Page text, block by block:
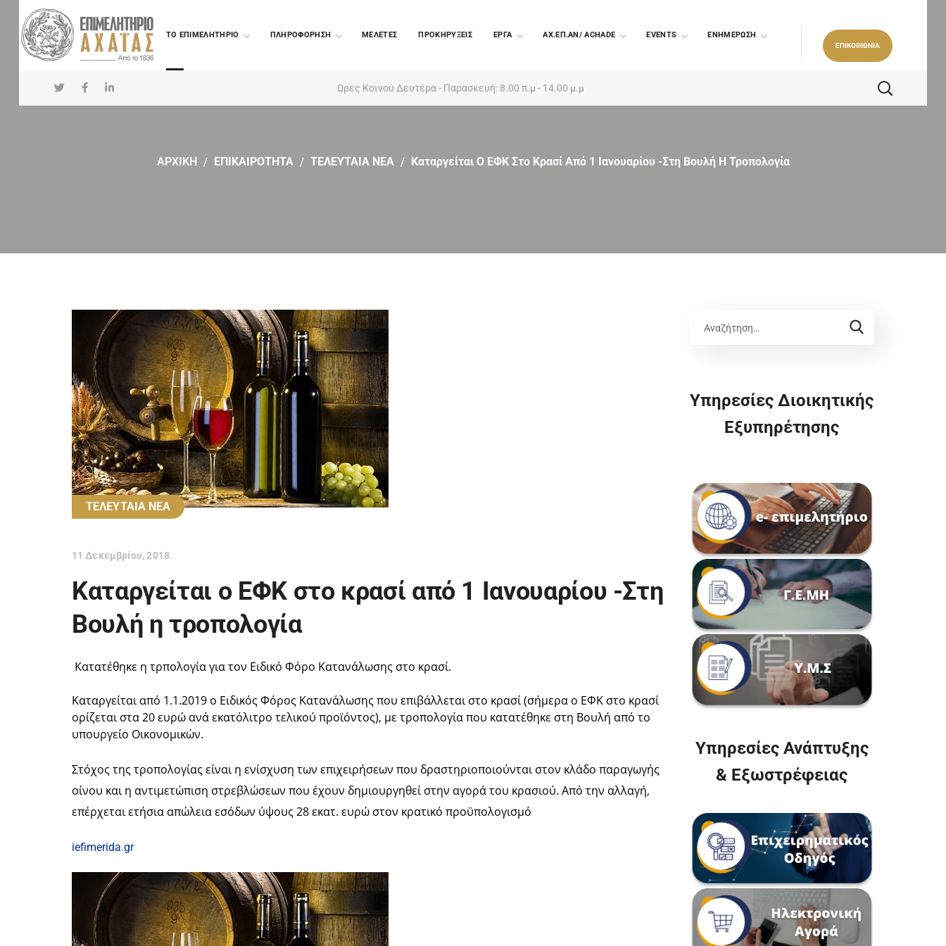
TO ΕΠΙΜΕΛΗΤΗΡΙΟ ΠΛΗΡΟΦΟΡΗΣΗ ΜΕΛΕΤΕΣ ΠΡΟΚΗΡΥΞΕΙΣ EΡΓΑ ΑΧ.ΕΠ.ΑΝ/ ACHADE EVENTS ΕΝΗΜΕΡΩΣΗ
ΕΠΙΚΟΙΝΩΝΙΑ
Ωρες Κοινού Δευτέρα - Παρασκευή: 8.00 π.μ - 14.00 μ.μ
ΑΡΧΙΚΗ ΕΠΙΚΑΙΡΟΤΗΤΑ ΤΕΛΕΥΤΑΙΑ ΝΕΑ Καταργείται Ο ΕΦΚ Στο Κρασί Από 1 Ιανουαρίου -Στη Βουλή Η Τροπολογία
ΤΕΛΕΥΤΑΙΑ ΝΕΑ
11 Δεκεμβρίου, 2018
Καταργείται ο ΕΦΚ στο κρασί από 1 Ιανουαρίου -Στη
Βουλή η τροπολογία
Κατατέθηκε η τρπολογία για τον Ειδικό Φόρο Κατανάλωσης στο κρασί.
Καταργείται από 1.1.2019 ο Ειδικός Φόρος Κατανάλωσης που επιβάλλεται στο κρασί (σήμερα ο ΕΦΚ στο κρασί
ορίζεται στα 20 ευρώ ανά εκατόλιτρο τελικού προϊόντος), με τροπολογία που κατατέθηκε στη Βουλή από το
υπουργείο Οικονομικών.
Στόχος της τροπολογίας είναι η ενίσχυση των επιχειρήσεων που δραστηριοποιούνται στον κλάδο παραγωγής
οίνου και η αντιμετώπιση στρεβλώσεων που έχουν δημιουργηθεί στην αγορά του κρασιού. Από την αλλαγή,
επέρχεται ετήσια απώλεια εσόδων ύψους 28 εκατ. ευρώ στον κρατικό προϋπολογισμό
iefimerida.gr
Υπηρεσίες Διοικητικής
Εξυπηρέτησης
Υπηρεσίες Ανάπτυξης
& Εξωστρέφειας